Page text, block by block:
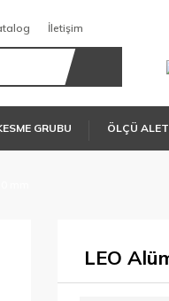
İletişim
GRUBU ÖLÇÜ
LEO